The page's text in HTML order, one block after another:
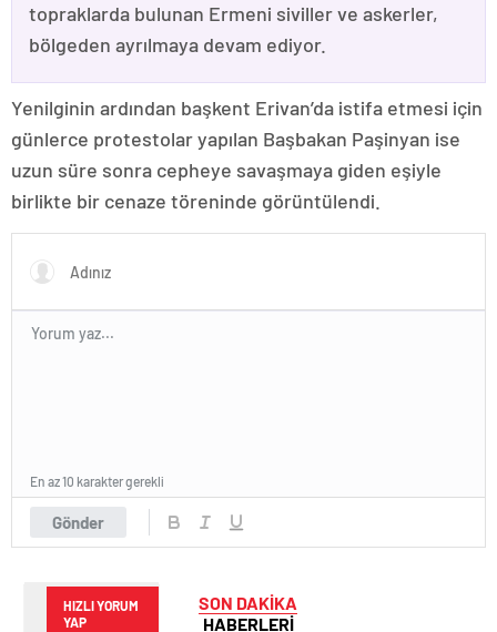
topraklarda bulunan Ermeni siviller ve askerler,
bölgeden ayrılmaya devam ediyor.
Yenilginin ardından başkent Erivan’da istifa etmesi için
günlerce protestolar yapılan Başbakan Paşinyan ise
uzun süre sonra cepheye savaşmaya giden eşiyle
birlikte bir cenaze töreninde görüntülendi.
Gönder
En az 10 karakter gerekli
HIZLI YORUM
YAP
SON DAKİKA
HABERLERİ